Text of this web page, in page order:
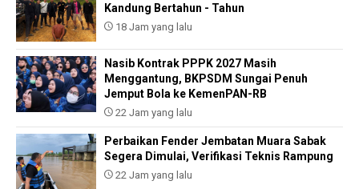
Kandung Bertahun - Tahun
18 Jam yang lalu
Nasib Kontrak PPPK 2027 Masih
Menggantung, BKPSDM Sungai Penuh
Jemput Bola ke KemenPAN-RB
22 Jam yang lalu
Perbaikan Fender Jembatan Muara Sabak
Segera Dimulai, Verifikasi Teknis Rampung
22 Jam yang lalu